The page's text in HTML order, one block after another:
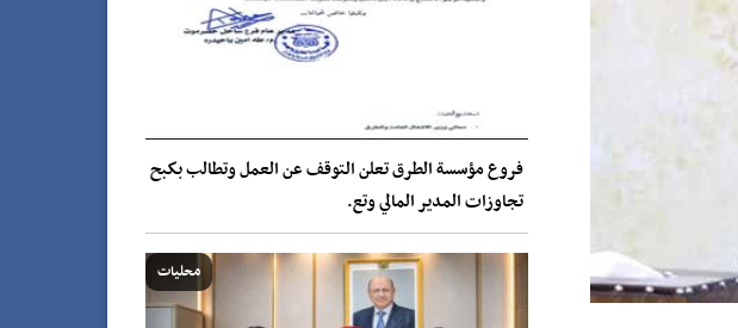
فروع مؤسسة الطرق تعلن التوقف عن العمل وتطالب بكبح
تجاوزات المدير المالي وتع.
محليات